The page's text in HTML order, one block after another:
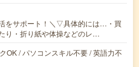
をサポート！＼▽具体的には…・買
り・折り紙や体操などのレ…
OK / パソコンスキル不要 / 英語力不